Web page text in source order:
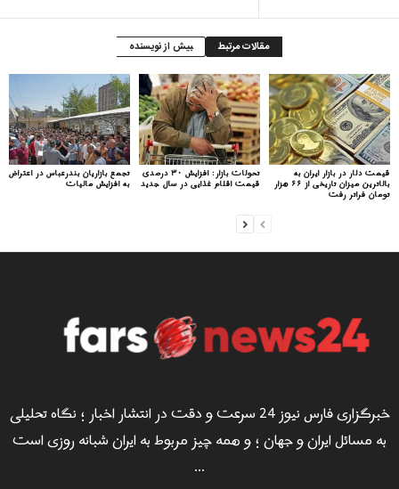
مقالات مرتبط بیش از نویسنده
تجمع بازاریان بندرعباس در اعتراض
به افزایش مالیات
تحولات بازار: افزایش ۳۰ درصدی
قیمت اقلام غذایی در سال جدید
قیمت دلار در بازار ایران به
بالاترین میزان تاریخی از ۶۶ هزار
تومان فراتر رفت
خبرگزاری فارس نیوز 24 سرعت و دقت در انتشار اخبار ؛ نگاه تحلیلی
به مسائل ایران و جهان ؛ و همه چیز مربوط به ایران شبانه روزی است
...